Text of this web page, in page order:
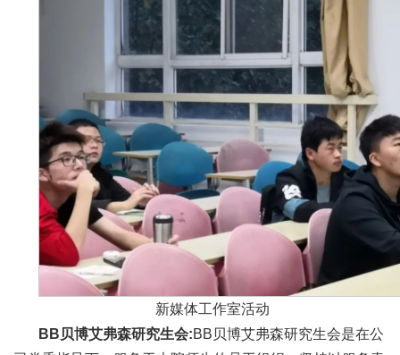
新媒体工作室活动
BB贝博艾弗森研究生会:BB贝博艾弗森研究生会是在公